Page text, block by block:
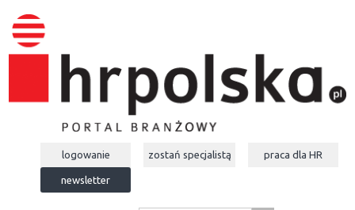
logowanie zostań specjalistą praca dla HR
newsletter